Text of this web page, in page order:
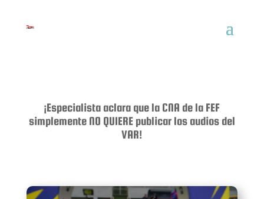
¡Especialista aclara que la CNA de la FEF
simplemente NO QUIERE publicar los audios del
VAR!